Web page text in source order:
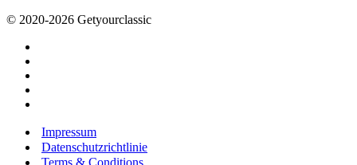
© 2020-2026 Getyourclassic
Impressum
Datenschutzrichtlinie
Terms & Conditions